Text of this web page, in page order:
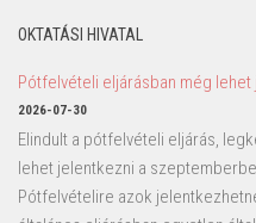
OKTATÁSI HIVATAL
Pótfelvételi eljárásban még
2026-07-30
Elindult a pótfelvételi eljárás,
lehet jelentkezni a
Pótfelvételire azok